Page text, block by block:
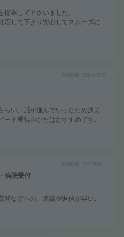
案して下さいました。
応して下さり安心してスムーズに
2024年07月
らい、話が進んでいったため決ま
ド重視のかたはおすすめです。
2024年08月
病院受付
などへの、連絡や返信が早い。